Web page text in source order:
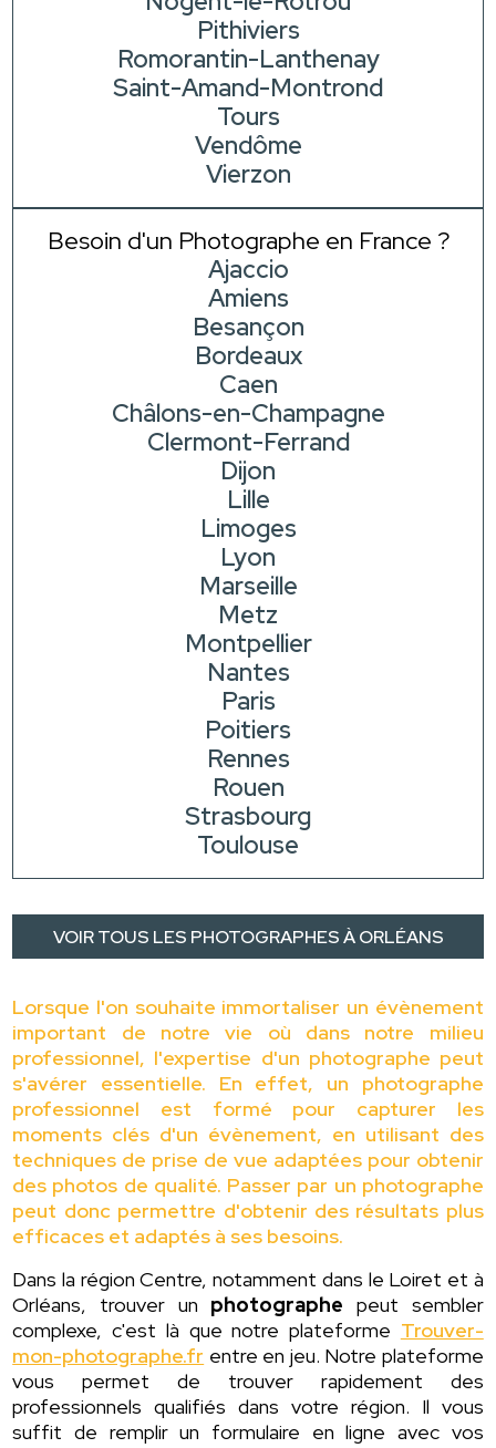
Pithiviers
Romorantin-Lanthenay
Saint-Amand-Montrond
Tours
Vendôme
Vierzon
Besoin d'un Photographe en France ?
Ajaccio
Amiens
Besançon
Bordeaux
Caen
Châlons-en-Champagne
Clermont-Ferrand
Dijon
Lille
Limoges
Lyon
Marseille
Metz
Montpellier
Nantes
Paris
Poitiers
Rennes
Rouen
Strasbourg
Toulouse
VOIR TOUS LES PHOTOGRAPHES À ORLÉANS
Lorsque l'on souhaite immortaliser un évènement
important de notre vie où dans notre milieu
professionnel, l'expertise d'un photographe peut
s'avérer essentielle. En effet, un photographe
professionnel est formé pour capturer les
moments clés d'un évènement, en utilisant des
techniques de prise de vue adaptées pour obtenir
des photos de qualité. Passer par un photographe
peut donc permettre d'obtenir des résultats plus
efficaces et adaptés à ses besoins.
Dans la région Centre, notamment dans le Loiret et à
Orléans, trouver un photographe peut sembler
complexe, c'est là que notre plateforme Trouver-
mon-photographe.fr entre en jeu. Notre plateforme
vous permet de trouver rapidement des
professionnels qualifiés dans votre région. Il vous
suffit de remplir un formulaire en ligne avec vos